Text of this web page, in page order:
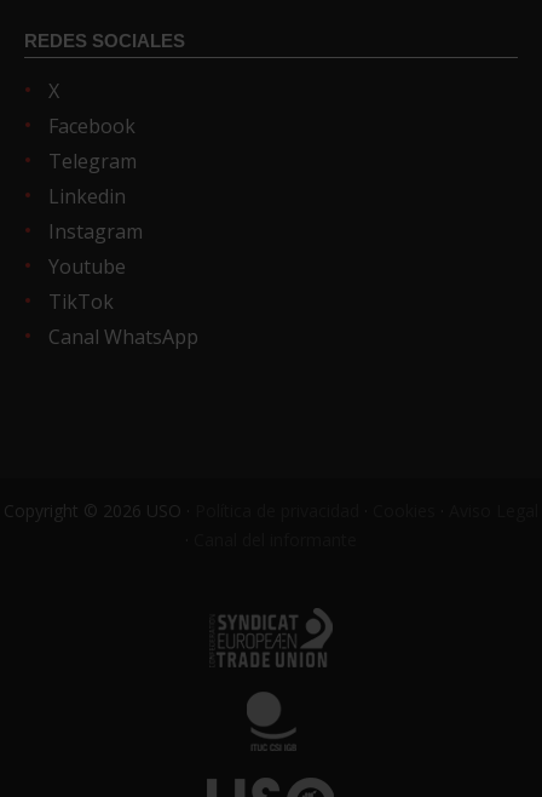
REDES SOCIALES
X
Facebook
Telegram
Linkedin
Instagram
Youtube
TikTok
Canal WhatsApp
Copyright © 2026 USO ·